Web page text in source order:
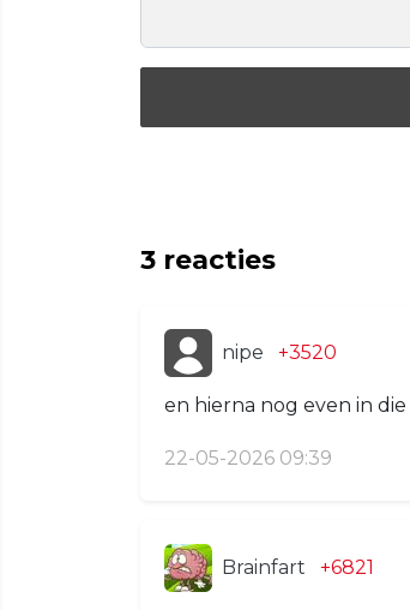
3 reacties
nipe +3520
en hierna nog even in
22-05-2026 09:39
Brainfart +6821